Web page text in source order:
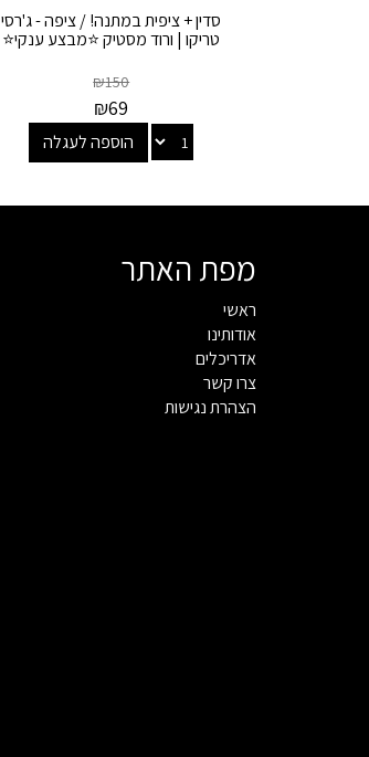
סדין + ציפית במתנה! / ציפה - ג'רסי
טריקו | ורוד מסטיק ⭐מבצע ענקי⭐
₪150
₪69
הוספה לעגלה
מפת האתר
ראשי
אודותינו
אדריכלים
צרו קשר
הצהרת נגישות